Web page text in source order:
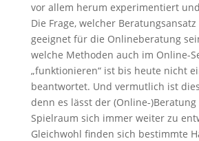
vor allem herum experimentiert
Die Frage, welcher
geeignet für die Onlineberatung
welche Methoden auch im Online-
„funktionieren“ ist bis heute nicht
beantwortet. Und vermutlich ist
denn es lässt der (Online-
Spielraum sich immer weiter zu
Gleichwohl finden sich bestimmte